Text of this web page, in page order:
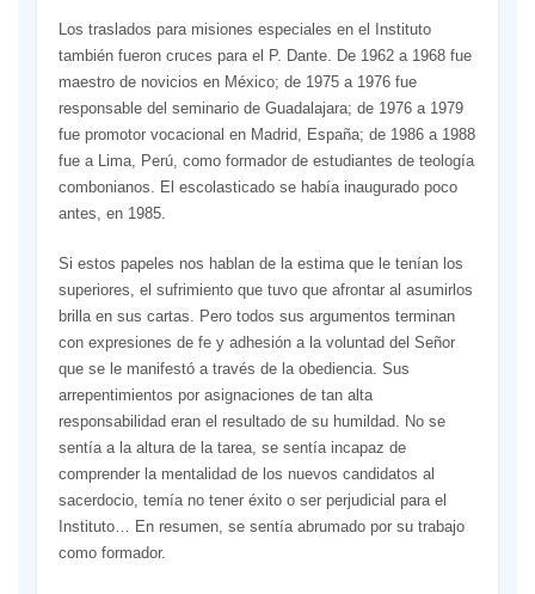
Los traslados para misiones especiales en el Instituto
también fueron cruces para el P. Dante. De 1962 a 1968 fue
maestro de novicios en México; de 1975 a 1976 fue
responsable del seminario de Guadalajara; de 1976 a 1979
fue promotor vocacional en Madrid, España; de 1986 a 1988
fue a Lima, Perú, como formador de estudiantes de teología
combonianos. El escolasticado se había inaugurado poco
antes, en 1985.
Si estos papeles nos hablan de la estima que le tenían los
superiores, el sufrimiento que tuvo que afrontar al asumirlos
brilla en sus cartas. Pero todos sus argumentos terminan
con expresiones de fe y adhesión a la voluntad del Señor
que se le manifestó a través de la obediencia. Sus
arrepentimientos por asignaciones de tan alta
responsabilidad eran el resultado de su humildad. No se
sentía a la altura de la tarea, se sentía incapaz de
comprender la mentalidad de los nuevos candidatos al
sacerdocio, temía no tener éxito o ser perjudicial para el
Instituto… En resumen, se sentía abrumado por su trabajo
como formador.